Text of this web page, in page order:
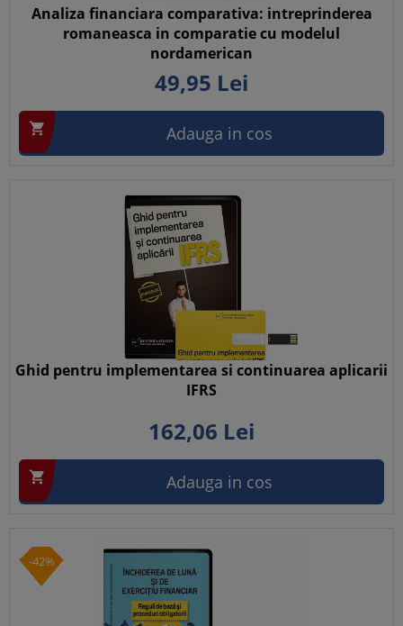
Analiza financiara comparativa: intreprinderea
romaneasca in comparatie cu modelul
nordamerican
49,95 Lei
 Adauga in cos
Ghid pentru implementarea si continuarea aplicarii
IFRS
162,06 Lei
 Adauga in cos
-42%